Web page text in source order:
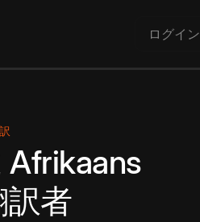
ログイン
Afrikaans
訳者